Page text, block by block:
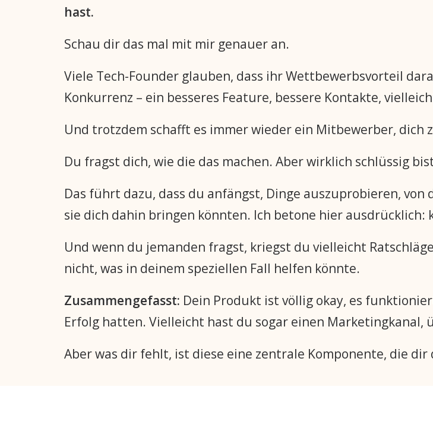
hast.
Schau dir das mal mit mir genauer an.
Viele Tech-Founder glauben, dass ihr Wettbewerbsvorteil
Konkurrenz – ein besseres Feature, bessere Kontakte,
Und trotzdem schafft es immer wieder ein Mitbewerber, dich
Du fragst dich, wie die das machen. Aber wirklich schlüssig
Das führt dazu, dass du anfängst, Dinge auszuprobieren,
sie dich dahin bringen könnten. Ich betone hier ausdrücklich:
Und wenn du jemanden fragst, kriegst du vielleicht
nicht, was in deinem speziellen Fall helfen könnte.
Zusammengefasst: Dein Produkt ist völlig okay, es
Erfolg hatten. Vielleicht hast du sogar einen
Aber was dir fehlt, ist diese eine zentrale Komponente, die